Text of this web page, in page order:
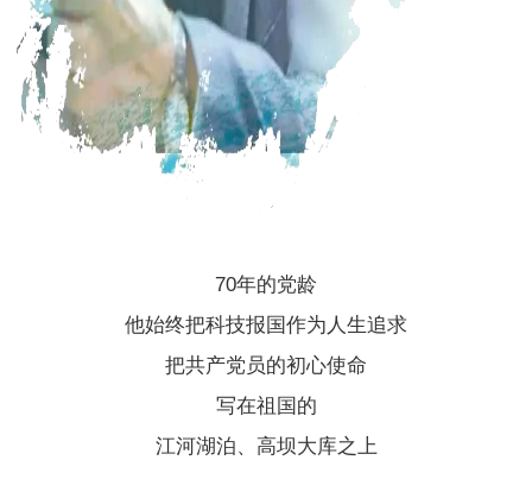
及
会
70年的党龄
他始终把科技报国作为人生追求
把共产党员的初心使命
写在祖国的
江河湖泊、高坝大库之上